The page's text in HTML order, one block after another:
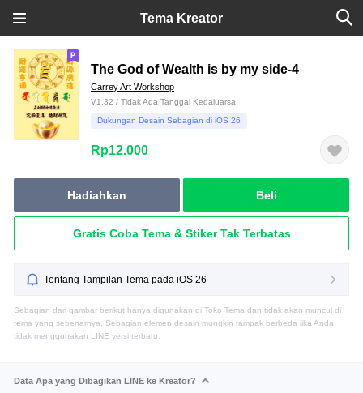
Tema Kreator
The God of Wealth is by my side-4
Carrey Art Workshop
V1.32 / Tidak Ada Tanggal Kedaluarsa
Dukungan Desain Sebagian di iOS 26
Rp12.000
Hadiahkan Beli
Gratis Coba Tema & Stiker Tak Terbatas
Tentang Tampilan Tema pada iOS 26
Sebagian dari gambar berikut hanya digunakan di Toko Tema dan tidak akan muncul di
tema yang sebenarnya. Sebagian elemen desain mungkin tampak berbeda jika Anda
tidak menggunakan LINE versi terbaru.
Data Apa yang Dibagikan LINE ke Kreator?